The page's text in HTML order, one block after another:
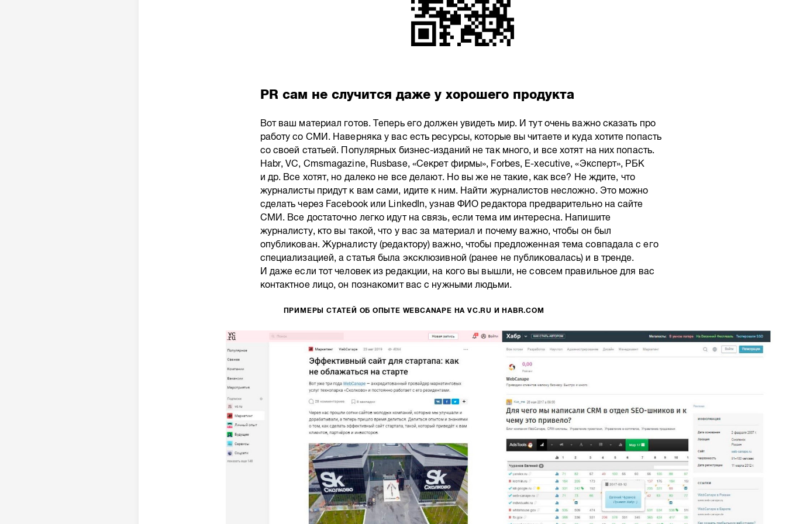
PR сам не случится даже у хорошего продукта
Вот ваш материал готов. Теперь его должен увидеть мир. И тут очень важно сказать про
работу со СМИ. Наверняка у вас есть ресурсы, которые вы читаете и куда хотите попасть
со своей статьей. Популярных бизнес-изданий не так много, и все хотят на них попасть.
Habr, VC, Cmsmagazine, Rusbase, «Секрет фирмы», Forbes, E-xecutive, «Эксперт», РБК
и др. Все хотят, но далеко не все делают. Но вы же не такие, как все? Не ждите, что
журналисты придут к вам сами, идите к ним. Найти журналистов несложно. Это можно
сделать через Facebook или LinkedIn, узнав ФИО редактора предварительно на сайте
СМИ. Все достаточно легко идут на связь, если тема им интересна. Напишите
журналисту, кто вы такой, что у вас за материал и почему важно, чтобы он был
опубликован. Журналисту (редактору) важно, чтобы предложенная тема совпадала с его
специализацией, а статья была эксклюзивной (ранее не публиковалась) и в тренде.
И даже если тот человек из редакции, на кого вы вышли, не совсем правильное для вас
контактное лицо, он познакомит вас с нужными людьми.
ПРИМЕРЫ СТАТЕЙ ОБ ОПЫТЕ WEBCANAPE НА VC.RU И HABR.COM